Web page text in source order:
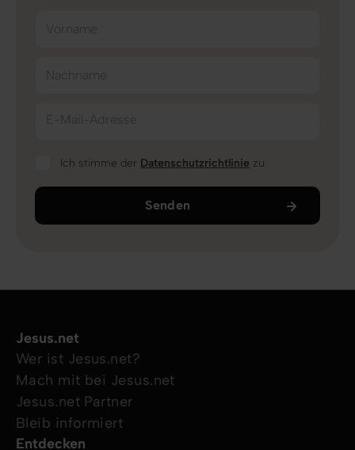
Vorname
Nachname
E-Mail-Adresse
Ich stimme der Datenschutzrichtlinie zu.
Senden
Jesus.net
Wer ist Jesus.net?
Mach mit bei Jesus.net
Jesus.net Partner
Bleib informiert
Entdecken